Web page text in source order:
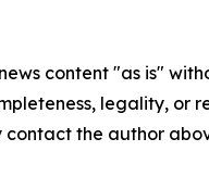
content "as is"
legality,
the author